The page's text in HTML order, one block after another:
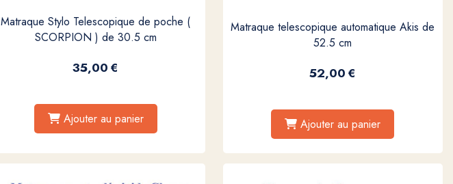
Matraque Stylo Telescopique de poche (
SCORPION ) de 30.5 cm
35,00€
Ajouter au panier
Matraque telescopique automatique Akis de
52.5 cm
52,00€
Ajouter au panier